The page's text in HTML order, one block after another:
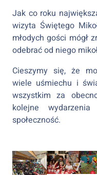
Jak co roku
wizyta Świętego
młodych gości mógł
odebrać od niego
Cieszymy się, że
wiele uśmiechu i
wszystkim za
kolejne
społeczność.